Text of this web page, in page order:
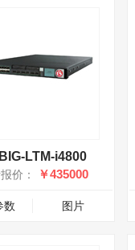
LTM-i4800
价： ￥435000
数 图片